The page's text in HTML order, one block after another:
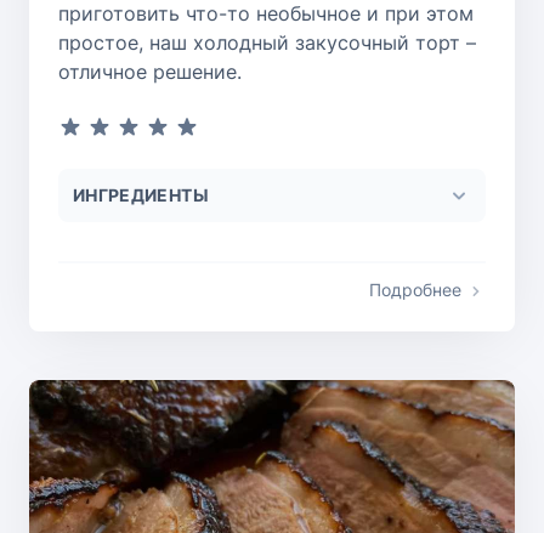
приготовить что-то необычное и при этом
простое, наш холодный закусочный торт –
отличное решение.
ИНГРЕДИЕНТЫ
Подробнее